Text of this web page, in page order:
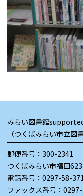
みらい図書館
（つくばみらい市立図
郵便番号：300-2341
つくばみらい市福田
電話番号： 0297-58-
ファックス番号：